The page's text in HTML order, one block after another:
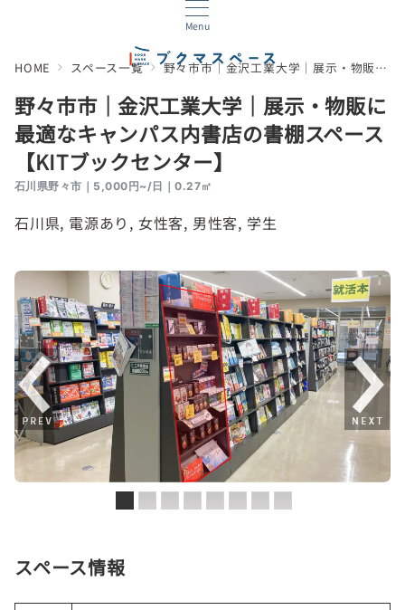
Menu
HOME スペース一覧 野々市市｜金沢工業大学｜展示・物販に最適なキャンパス内書店の書棚スペース【KITブックセンター】
野々市市｜金沢工業大学｜展示・物販に
最適なキャンパス内書店の書棚スペース
【KITブックセンター】
石川県野々市｜5,000円~/日｜0.27㎡
石川県, 電源あり , 女性客, 男性客, 学生
スペース情報